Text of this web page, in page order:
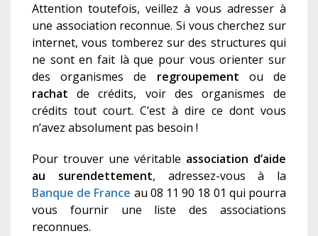
Attention toutefois, veillez à vous adresser à
une association reconnue. Si vous cherchez sur
internet, vous tomberez sur des structures qui
ne sont en fait là que pour vous orienter sur
des organismes de regroupement ou de
rachatde crédits, voir des organismes de
crédits tout court. C’est à dire ce dont vous
n’avez absolument pas besoin !
Pour trouver une véritable association d’aide
au surendettement, adressez-vous à la
Banque de France au 08 11 90 18 01 qui pourra
vous fournir une liste des associations
reconnues.